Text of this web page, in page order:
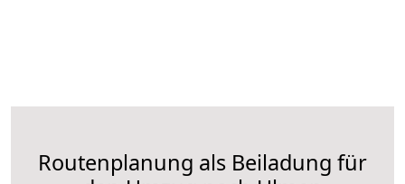
Routenplanung als Beiladung für